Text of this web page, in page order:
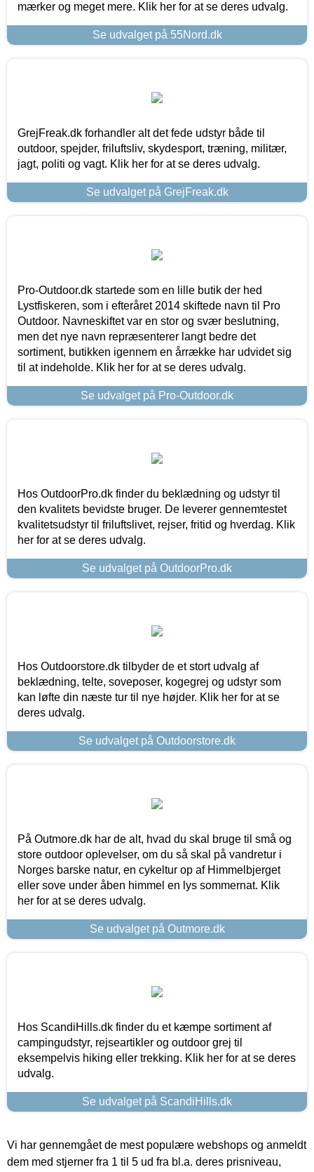
mærker og meget mere. Klik her for at se deres udvalg.
Se udvalget på 55Nord.dk
GrejFreak.dk forhandler alt det fede udstyr både til
outdoor, spejder, friluftsliv, skydesport, træning, militær,
jagt, politi og vagt. Klik her for at se deres udvalg.
Se udvalget på GrejFreak.dk
Pro-Outdoor.dk startede som en lille butik der hed
Lystfiskeren, som i efteråret 2014 skiftede navn til Pro
Outdoor. Navneskiftet var en stor og svær beslutning,
men det nye navn repræsenterer langt bedre det
sortiment, butikken igennem en årrække har udvidet sig
til at indeholde. Klik her for at se deres udvalg.
Se udvalget på Pro-Outdoor.dk
Hos OutdoorPro.dk finder du beklædning og udstyr til
den kvalitets bevidste bruger. De leverer gennemtestet
kvalitetsudstyr til friluftslivet, rejser, fritid og hverdag. Klik
her for at se deres udvalg.
Se udvalget på OutdoorPro.dk
Hos Outdoorstore.dk tilbyder de et stort udvalg af
beklædning, telte, soveposer, kogegrej og udstyr som
kan løfte din næste tur til nye højder. Klik her for at se
deres udvalg.
Se udvalget på Outdoorstore.dk
På Outmore.dk har de alt, hvad du skal bruge til små og
store outdoor oplevelser, om du så skal på vandretur i
Norges barske natur, en cykeltur op af Himmelbjerget
eller sove under åben himmel en lys sommernat. Klik
her for at se deres udvalg.
Se udvalget på Outmore.dk
Hos ScandiHills.dk finder du et kæmpe sortiment af
campingudstyr, rejseartikler og outdoor grej til
eksempelvis hiking eller trekking. Klik her for at se deres
udvalg.
Se udvalget på ScandiHills.dk
Vi har gennemgået de mest populære webshops og anmeldt
dem med stjerner fra 1 til 5 ud fra bl.a. deres prisniveau,